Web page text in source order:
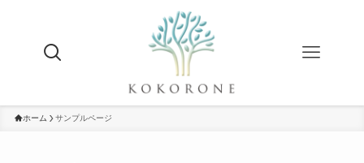
ホーム サンプルページ